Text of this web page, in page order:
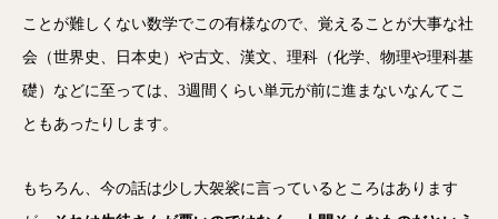
ことが難しくない数学でこの有様なので、覚えることが大事な社
会（世界史、日本史）や古文、漢文、理科（化学、物理や理科基
礎）などに至っては、3週間くらい単元が前に進まないなんてこ
ともあったりします。
もちろん、今の話は少し大袈裟に言っているところはあります